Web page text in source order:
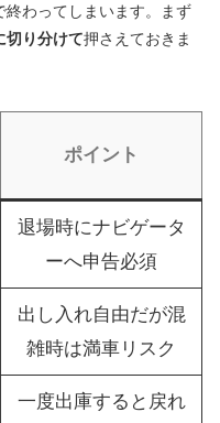
わってしまいます。まず
切り分けて押さえておきま
ポイント
退場時にナビゲータ
ーへ申告必須
出し入れ自由だが混
雑時は満車リスク
一度出庫すると戻れ